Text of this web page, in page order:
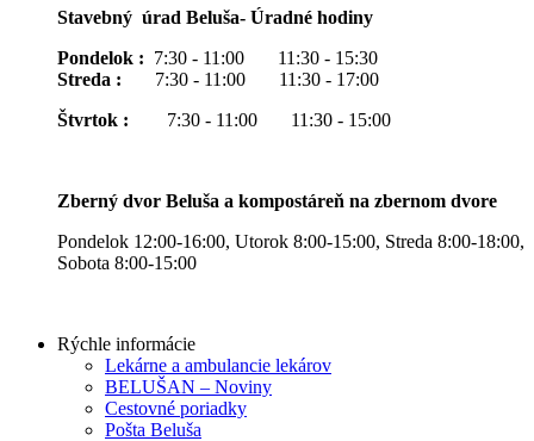
Stavebný úrad Beluša- Úradné hodiny
Pondelok : 7:30 - 11:00 11:30 - 15:30
Streda : 7:30 - 11:00 11:30 - 17:00
Štvrtok : 7:30 - 11:00 11:30 - 15:00
Zberný dvor Beluša a kompostáreň na zbernom dvore
Pondelok 12:00-16:00, Utorok 8:00-15:00, Streda 8:00-18:00,
Sobota 8:00-15:00
Rýchle informácie
Lekárne a ambulancie lekárov
BELUŠAN – Noviny
Cestovné poriadky
Pošta Beluša